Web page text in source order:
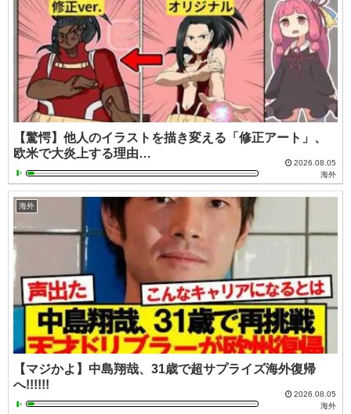
【驚愕】他人のイラストを描き変える「修正アート」、
欧米で大炎上する理由…
2026.08.05
海外
海外
【マジかよ】中島翔哉、31歳で超サプライズ海外復帰
へ!!!!!!
2026.08.05
海外